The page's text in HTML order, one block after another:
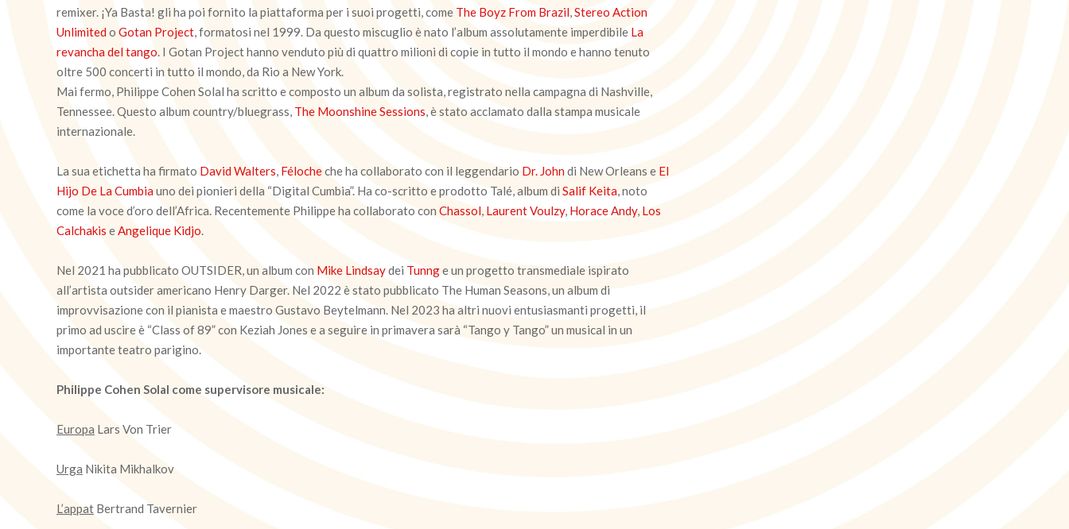
remixer. ¡Ya Basta! gli ha poi fornito la piattaforma per i suoi progetti, come The Boyz From Brazil,Stereo Action
Unlimited o Gotan Project, formatosi nel 1999. Da questo miscuglio è nato l’album assolutamente imperdibile La
revancha del tango. I Gotan Project hanno venduto più di quattro milioni di copie in tutto il mondo e hanno tenuto
oltre 500 concerti in tutto il mondo, da Rio a New York.
Mai fermo, Philippe Cohen Solal ha scritto e composto un album da solista, registrato nella campagna di Nashville,
Tennessee. Questo album country/bluegrass, The Moonshine Sessions, è stato acclamato dalla stampa musicale
internazionale.
La sua etichetta ha firmato David Walters, Félocheche ha collaborato con il leggendario Dr. Johndi New Orleans e El
Hijo De La Cumbia uno dei pionieri della “Digital Cumbia”. Ha co-scritto e prodotto Talé, album di Salif Keita, noto
come la voce d’oro dell’Africa. Recentemente Philippe ha collaborato con Chassol, Laurent Voulzy, Horace Andy, Los
Calchakis eAngelique Kidjo.
Nel 2021 ha pubblicato OUTSIDER, un album con Mike Lindsaydei Tunnge un progetto transmediale ispirato
all’artista outsider americano Henry Darger. Nel 2022 è stato pubblicato The Human Seasons, un album di
improvvisazione con il pianista e maestro Gustavo Beytelmann. Nel 2023 ha altri nuovi entusiasmanti progetti, il
primo ad uscire è “Class of 89” con Keziah Jones e a seguire in primavera sarà “Tango y Tango” un musical in un
importante teatro parigino.
Philippe Cohen Solal come supervisore musicale:
Europa Lars Von Trier
Urga Nikita Mikhalkov
L’appat Bertrand Tavernier